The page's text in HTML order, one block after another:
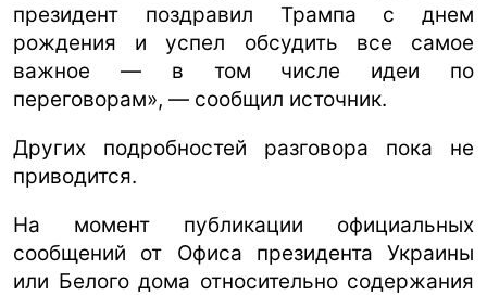
президент поздравил Трампа с днем
рождения и успел обсудить все самое
важное — в том числе идеи по
переговорам», — сообщил источник.
Других подробностей разговора пока не
приводится.
На момент публикации официальных
сообщений от Офиса президента Украины
или Белого дома относительно содержания